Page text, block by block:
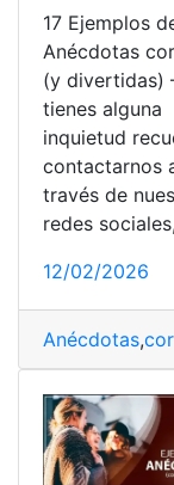
17 Ejemplos
Anécdotas
(y divertidas)
tienes alguna
inquietud
contactarnos
través de
redes sociales,
12/02/2026
Anécdotas,